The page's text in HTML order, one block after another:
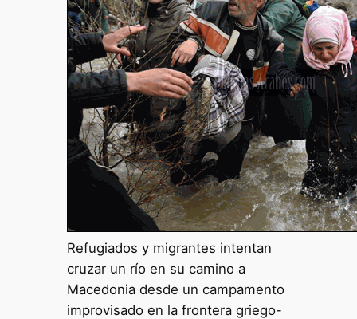
Refugiados y migrantes intentan
cruzar un río en su camino a
Macedonia desde un campamento
improvisado en la frontera griego-